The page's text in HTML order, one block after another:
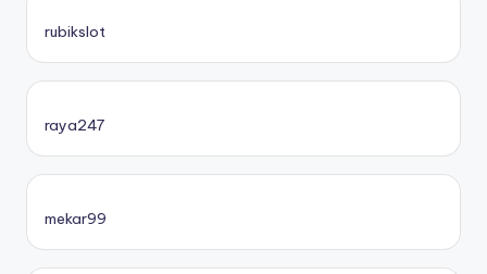
rubikslot
raya247
mekar99